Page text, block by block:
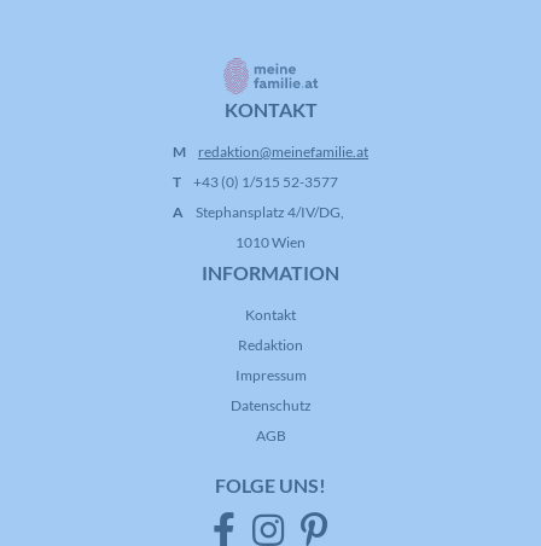
KONTAKT
M
redaktion@meinefamilie.at
T
+43 (0) 1/515 52-3577
A
Stephansplatz 4/IV/DG,
1010 Wien
INFORMATION
Kontakt
Redaktion
Impressum
Datenschutz
AGB
FOLGE UNS!